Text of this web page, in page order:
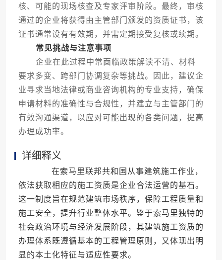
核、可能的现场核查及专家评审阶段。最终，审核
通过的企业将获得由主管部门颁发的资质证书，该
证书通常设有有效期，并需定期接受复核或续期。
常见挑战与注意事项
企业在此过程中常面临政策解读不清、材料
要求多变、跨部门协调复杂等挑战。因此，建议企
业寻求当地法律或商业咨询机构的专业支持，确保
申请材料的准确性与合规性，并建立与主管部门的
有效沟通渠道，以应对可能出现的各类问题，提高
办理成功率。
详细释义
在索马里联邦共和国从事建筑施工作业，
依法获取相应的施工资质是企业合法运营的基石。
这一制度旨在规范建筑市场秩序，保障工程质量和
施工安全，提升行业整体水平。鉴于索马里独特的
社会政治环境与经济发展阶段，其建筑施工资质的
办理体系既遵循基本的工程管理原则，又体现出明
显的本土化特征与适应性要求。